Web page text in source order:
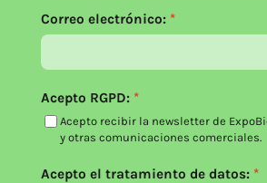
Correo electrónico:
Acepto RGPD:
Acepto recibir la newsletter de
y otras comunicaciones comerciales.
Acepto el tratamiento de datos: